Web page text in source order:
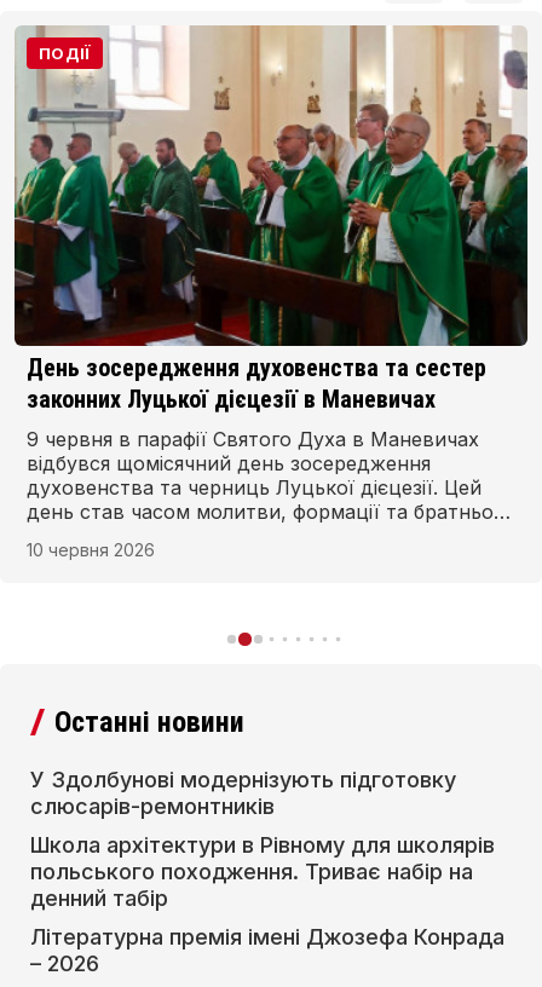
ПОДІЇ
День зосередження духовенства та сестер
законних Луцької дієцезії в Маневичах
9 червня в парафії Святого Духа в Маневичах
відбувся щомісячний день зосередження
духовенства та черниць Луцької дієцезії. Цей
день став часом молитви, формації та братньої
дієцезії.
10 червня 2026
Останні новини
У Здолбунові модернізують підготовку
слюсарів-ремонтників
Школа архітектури в Рівному для школярів
польського походження. Триває набір на
денний табір
Літературна премія імені Джозефа Конрада
– 2026